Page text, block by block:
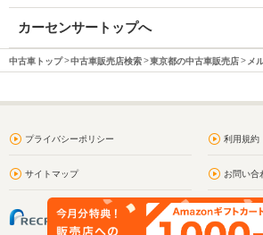
カーセンサートップへ
中古車トップ 中古車販売店検索 東京都の中古車販売店 メ
プライバシーポリシー 利用規約
サイトマップ お問い合